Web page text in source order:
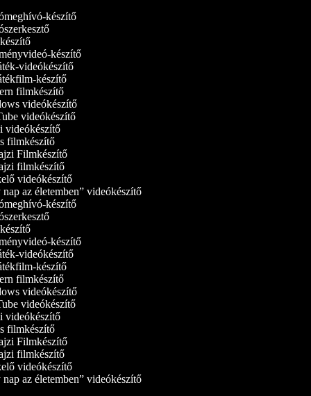
készítő
készítő
videókészítő
készítő
filmkészítő
videókészítő
videókészítő
filmkészítő
Filmkészítő
filmkészítő
videókészítő
az életemben” videókészítő
készítő
készítő
videókészítő
készítő
filmkészítő
videókészítő
videókészítő
filmkészítő
Filmkészítő
filmkészítő
videókészítő
az életemben” videókészítő